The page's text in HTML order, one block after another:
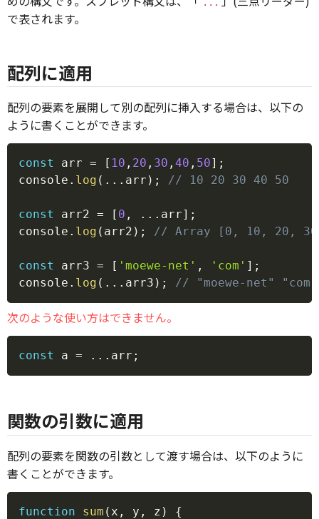
で表されます。
配列に適用
配列の要素を展開して別の配列に挿入する場合は、以下の
ように書くことができます。
const arr = [ 10 , 20 , 30 ,40 , 50] ;
console . log ( ... arr ) ; // 10 20 30 40 50
const arr2 = [ 0 , ... arr] ;
console . log ( arr2 ) ; // Array [0, 10, 20,
const arr3 = [ 'moewe-net' , 'com' ] ;
console . log ( ... arr3 ) ; // "moewe-net" "com"
次のような使い方はできません。
const a = ... arr ;
関数の引数に適用
配列の要素を関数の引数として渡す場合は、以下のように
書くことができます。
function sum ( x , y , z )
{